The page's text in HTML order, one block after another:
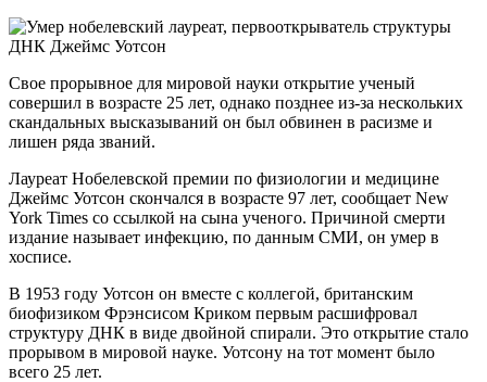
Свое прорывное для мировой науки открытие ученый
совершил в возрасте 25 лет, однако позднее из-за нескольких
скандальных высказываний он был обвинен в расизме и
лишен ряда званий.
Лауреат Нобелевской премии по физиологии и медицине
Джеймс Уотсон скончался в возрасте 97 лет, сообщает New
York Times со ссылкой на сына ученого. Причиной смерти
издание называет инфекцию, по данным СМИ, он умер в
хосписе.
В 1953 году Уотсон он вместе с коллегой, британским
биофизиком Фрэнсисом Криком первым расшифровал
структуру ДНК в виде двойной спирали. Это открытие стало
прорывом в мировой науке. Уотсону на тот момент было
всего 25 лет.